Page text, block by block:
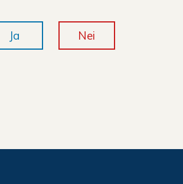
Ja Nei